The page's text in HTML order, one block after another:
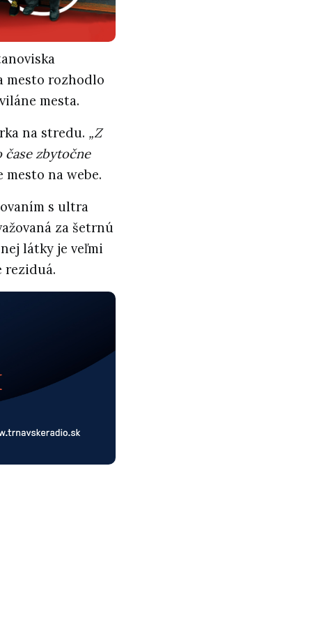
mesto rozhodlo
mesta.
na stredu. „Z
zbytočne
na webe.
s ultra
za šetrnú
látky je veľmi
reziduá.